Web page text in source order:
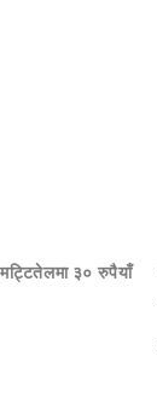
३० रुपैयाँ